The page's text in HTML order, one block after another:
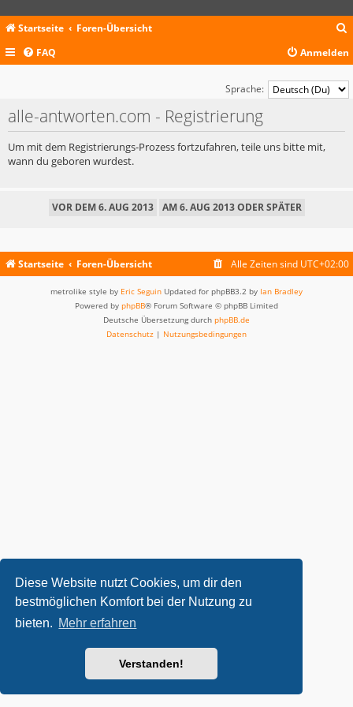
Diese Website nutzt Cookies, um dir den
bestmöglichen Komfort bei der Nutzung zu
bieten. Mehr erfahren
Verstanden!
Startseite Foren-Übersicht
c
FAQ Anmelden
Sprache:
alle-antworten.com - Registrierung
Um mit dem Registrierungs-Prozess fortzufahren, teile uns bitte mit,
wann du geboren wurdest.
Startseite Foren-Übersicht Alle Zeiten sind UTC+02:00
metrolike style by Eric Seguin Updated for phpBB3.2 by Ian Bradley
Powered by phpBB® Forum Software © phpBB Limited
Deutsche Übersetzung durch phpBB.de
Datenschutz | Nutzungsbedingungen